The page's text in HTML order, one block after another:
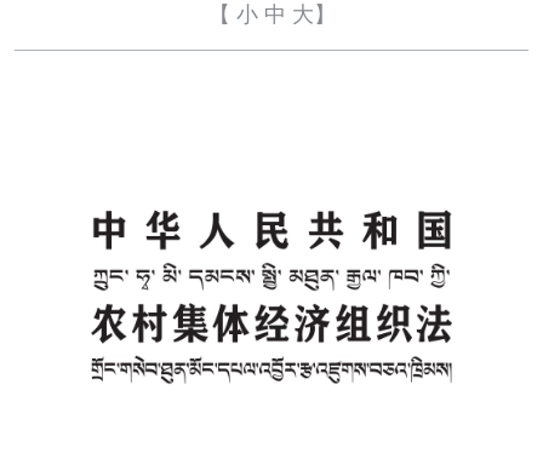
【 小 中 大 】